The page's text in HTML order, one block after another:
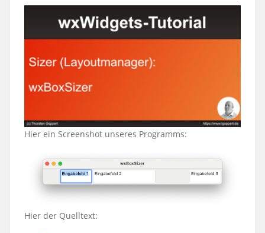
Hier ein Screenshot unseres Programms:
Hier der Quelltext: